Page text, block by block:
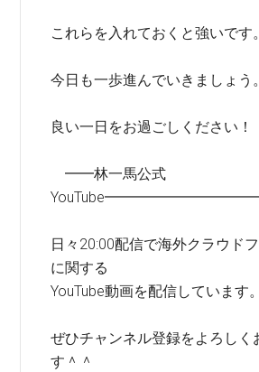
これらを入れておくと強いです。
今日も一歩進んでいきましょう。
良い一日をお過ごしください！
━━林一馬公式
日々20:00配信で海外クラウド
に関する
YouTube動画を配信しています。
ぜひチャンネル登録をよろしく
す＾＾